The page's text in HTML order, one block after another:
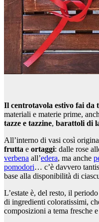
Il centrotavola estivo fai da
materiali e materie prime,
tazze e tazzine, barattoli di
All’interno di vasi così
frutta e ortaggi: dalle rose
verbena all’edera, ma anche
pomodori… c’è davvero
base alla disponibilità di
L’estate è, del resto, il
di ingredienti coloratissimi,
composizioni a tema fresche